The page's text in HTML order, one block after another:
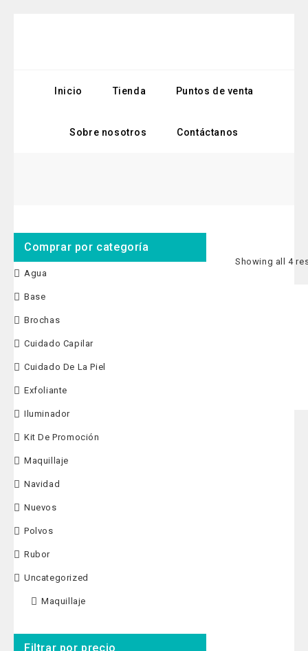
Inicio Tienda Puntos de venta
Sobre nosotros Contáctanos
Showing all 4
Comprar por categoría
Agua
Base
Brochas
Cuidado Capilar
Cuidado De La Piel
Exfoliante
Iluminador
Kit De Promoción
Maquillaje
Navidad
Nuevos
Polvos
Rubor
Uncategorized
Maquillaje
Filtrar por precio